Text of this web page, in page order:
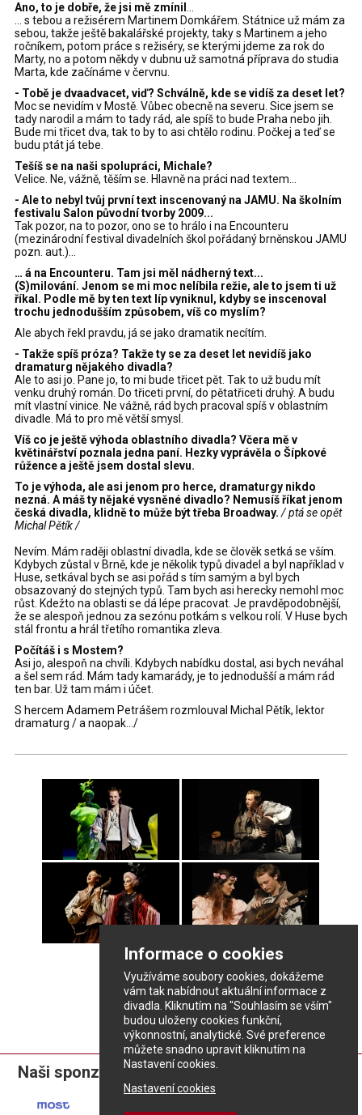
Informace o cookies
Využíváme soubory cookies, dokážeme
vám tak nabídnout aktuální informace z
divadla. Kliknutím na "Souhlasím se vším"
budou uloženy cookies funkční,
výkonnostní, analytické. Své preference
můžete snadno upravit kliknutím na
Nastavení cookies.
Nastavení cookies
Ano, to je dobře, že jsi mě zmínil
... s tebou a režisérem Martinem Domkářem. Státnice už mám za
sebou, takže ještě bakalářské projekty, taky s Martinem a jeho
ročníkem, potom práce s režiséry, se kterými jdeme za rok do
Marty, no a potom někdy v dubnu už samotná příprava do studia
Marta, kde začínáme v červnu.
- Tobě je dvaadvacet, viď? Schválně, kde se vidíš za deset let?
Moc se nevidím v Mostě. Vůbec obecně na severu. Sice jsem se
tady narodil a mám to tady rád, ale spíš to bude Praha nebo jih.
Bude mi třicet dva, tak to by to asi chtělo rodinu. Počkej a teď se
budu ptát já tebe.
Tešíš se na naši spolupráci, Michale?
Velice. Ne, vážně, těším se. Hlavně na práci nad textem...
- Ale to nebyl tvůj první text inscenovaný na JAMU. Na školním
festivalu Salon původní tvorby 2009...
Tak pozor, na to pozor, ono se to hrálo i na Encounteru
(mezinárodní festival divadelních škol pořádaný brněnskou JAMU
pozn. aut.)...
… á na Encounteru. Tam jsi měl nádherný text...
(S)milování. Jenom se mi moc nelíbila režie, ale to jsem ti už
říkal. Podle mě by ten text líp vyniknul, kdyby se inscenoval
trochu jednodušším způsobem, víš co myslím?
Ale abych řekl pravdu, já se jako dramatik necítím.
- Takže spíš próza? Takže ty se za deset let nevidíš jako
dramaturg nějakého divadla?
Ale to asi jo. Pane jo, to mi bude třicet pět. Tak to už budu mít
venku druhý román. Do třiceti první, do pětatřiceti druhý. A budu
mít vlastní vinice. Ne vážně, rád bych pracoval spíš v oblastním
divadle. Má to pro mě větší smysl.
Víš co je ještě výhoda oblastního divadla? Včera mě v
květinářství poznala jedna paní. Hezky vyprávěla o Šípkové
růžence a ještě jsem dostal slevu.
To je výhoda, ale asi jenom pro herce, dramaturgy nikdo
nezná. A máš ty nějaké vysněné divadlo? Nemusíš říkat jenom
česká divadla, klidně to může být třeba Broadway. / ptá se opět
Michal Pětík /
Nevím. Mám raději oblastní divadla, kde se člověk setká se vším.
Kdybych zůstal v Brně, kde je několik typů divadel a byl například v
Huse, setkával bych se asi pořád s tím samým a byl bych
obsazovaný do stejných typů. Tam bych asi herecky nemohl moc
růst. Kdežto na oblasti se dá lépe pracovat. Je pravděpodobnější,
že se alespoň jednou za sezónu potkám s velkou rolí. V Huse bych
stál frontu a hrál třetího romantika zleva.
Počítáš i s Mostem?
Asi jo, alespoň na chvíli. Kdybych nabídku dostal, asi bych neváhal
a šel sem rád. Mám tady kamarády, je to jednodušší a mám rád
ten bar. Už tam mám i účet.
S hercem Adamem Petrášem rozmlouval Michal Pětík, lektor
dramaturg / a naopak.../
Naši sponzoři: